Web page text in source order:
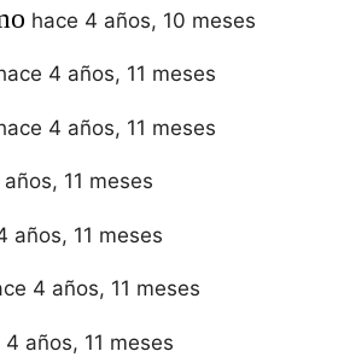
hace 4 años, 10 meses
4 años, 11 meses
4 años, 11 meses
11 meses
años, 11 meses
4 años, 11 meses
4 años, 11 meses